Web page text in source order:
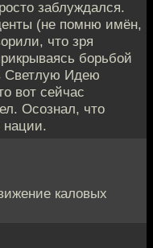
заблуждался.
(не помню имён,
что зря
борьбой
Светлую Идею
вот сейчас
Осознал, что
нации.
каловых